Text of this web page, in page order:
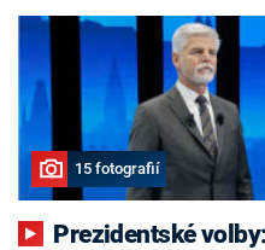
15 fotografií